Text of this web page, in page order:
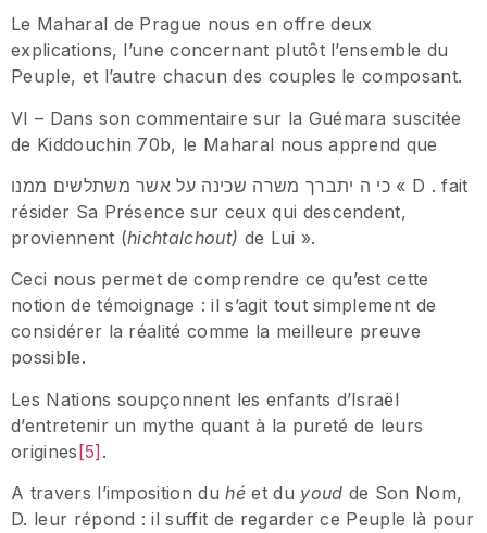
Le Maharal de Prague nous en offre deux
explications, l’une concernant plutôt l’ensemble du
Peuple, et l’autre chacun des couples le composant.
VI – Dans son commentaire sur la Guémara suscitée
de Kiddouchin 70b, le Maharal nous apprend que
כי ה יתברך משרה שכינה על אשר משתלשים ממנו « D . fait
résider Sa Présence sur ceux qui descendent,
proviennent (hichtalchout) de Lui ».
Ceci nous permet de comprendre ce qu’est cette
notion de témoignage : il s’agit tout simplement de
considérer la réalité comme la meilleure preuve
possible.
Les Nations soupçonnent les enfants d’Israël
d’entretenir un mythe quant à la pureté de leurs
origines[5].
A travers l’imposition duhéet du youd de Son Nom,
D. leur répond : il suffit de regarder ce Peuple là pour